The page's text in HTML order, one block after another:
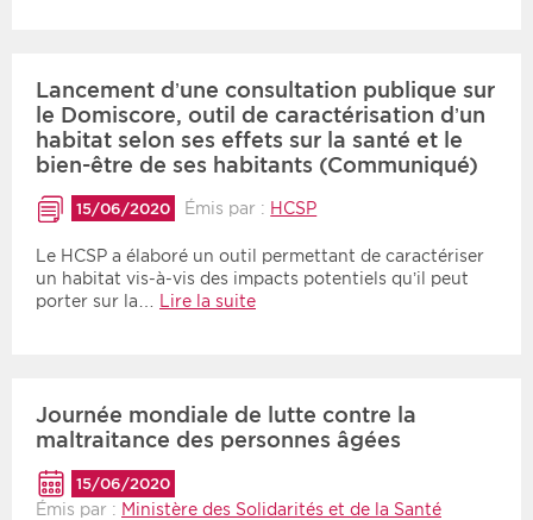
Lancement d’une consultation publique sur
le Domiscore, outil de caractérisation d’un
habitat selon ses effets sur la santé et le
bien-être de ses habitants (Communiqué)
15/06/2020 Émis par : HCSP
Le HCSP a élaboré un outil permettant de caractériser
un habitat vis-à-vis des impacts potentiels qu’il peut
porter sur la… Lire la suite
Journée mondiale de lutte contre la
maltraitance des personnes âgées
15/06/2020
Émis par : Ministère des Solidarités et de la Santé